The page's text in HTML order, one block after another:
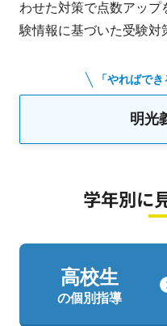
わせた対策で点数アップ
験情報に基づいた受験対
「やればで
明光
学年別に
高校生
の個別指導